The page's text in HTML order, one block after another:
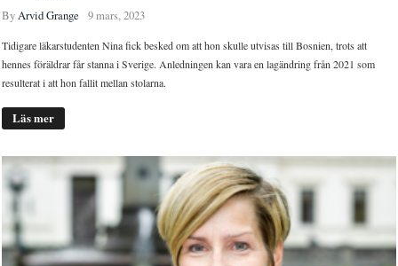
ByArvid Grange 9 mars, 2023
Tidigare läkarstudenten Nina fick besked om att hon skulle utvisas till Bosnien, trots att
hennes föräldrar får stanna i Sverige. Anledningen kan vara en lagändring från 2021 som
resulterat i att hon fallit mellan stolarna.
Läs mer